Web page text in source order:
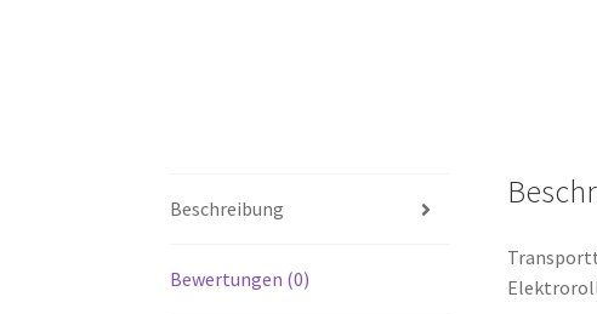
Beschreibung
Bewertungen (0)